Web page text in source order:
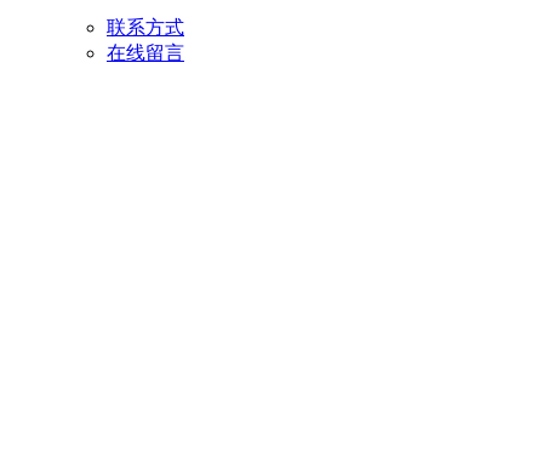
联系方式
在线留言